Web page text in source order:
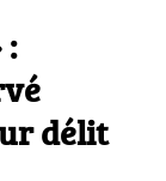
délit